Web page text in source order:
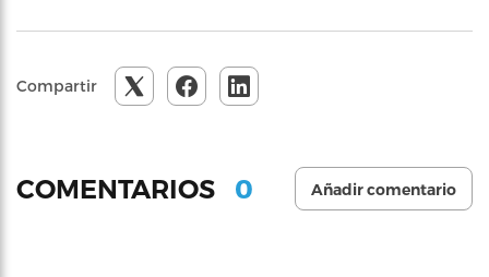
Compartir
COMENTARIOS 0 Añadir comentario